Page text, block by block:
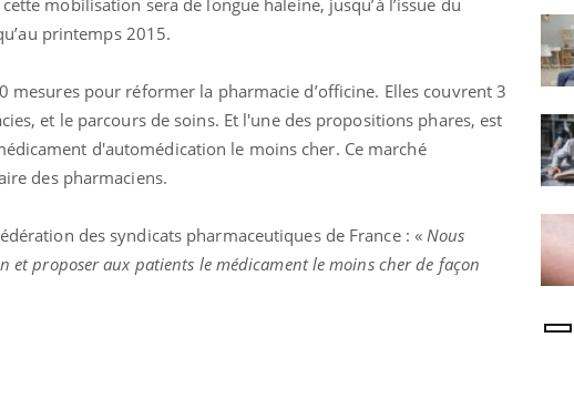
printemps 2015.
mesures pour réformer la pharmacie d’officine. Elles couvrent 3
et le parcours de soins. Et l'une des propositions phares, est
d'automédication le moins cher. Ce marché
des pharmaciens.
des syndicats pharmaceutiques de France : « Nous
et proposer aux patients le médicament le moins cher de façon
de dormir la nuit ?
VIH : la fin du comprimé
tous les jours se profile-t-
elle enfin ?
gâche-t-il les premiers
jours de vos vacances ?
Fortes chaleurs :
Le Viagra pourrait-il
freiner la propagation du
cancer ?
de protéines pourrait
finalement être bénéfique